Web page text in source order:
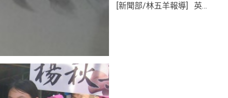
[新聞部/林五羊報導] 英…